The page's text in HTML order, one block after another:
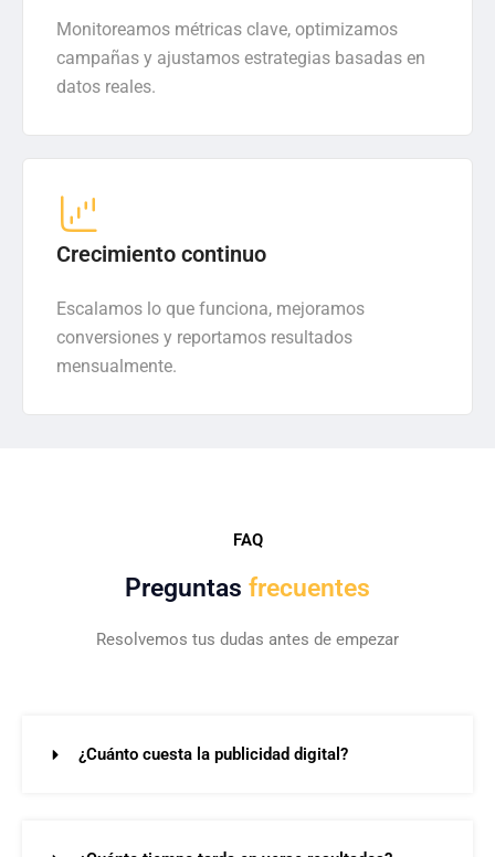
Monitoreamos métricas clave, optimizamos
campañas y ajustamos estrategias basadas en
datos reales.
Crecimiento continuo
Escalamos lo que funciona, mejoramos
conversiones y reportamos resultados
mensualmente.
FAQ
Preguntas frecuentes
Resolvemos tus dudas antes de empezar
¿Cuánto cuesta la publicidad digital?